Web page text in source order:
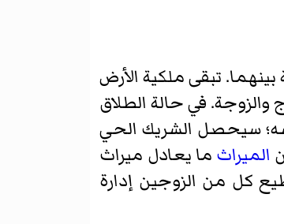
تبقى ملكية الأرض
في حالة الطلاق
سيحصل الشريك الحي
الميراث ما يعادل ميراث
كل من الزوجين إدارة